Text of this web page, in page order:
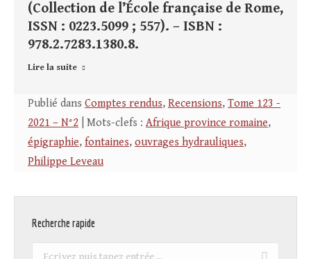
(Collection de l’École française de Rome,
ISSN : 0223.5099 ; 557). – ISBN :
978.2.7283.1380.8.
Lire la suite
Publié dans Comptes rendus, Recensions, Tome 123 -
2021 – N°2 | Mots-clefs : Afrique province romaine,
épigraphie, fontaines, ouvrages hydrauliques,
Philippe Leveau
Recherche rapide
Recherche